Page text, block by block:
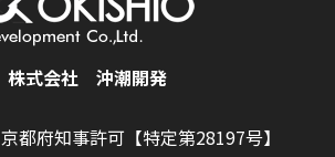
株式会社 沖潮開発
都府知事許可【特定第28197号】